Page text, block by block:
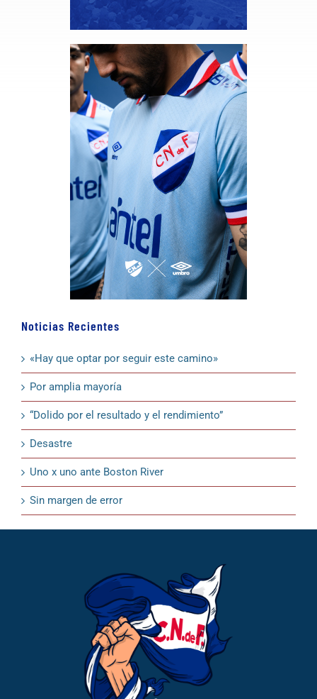
Noticias Recientes
«Hay que optar por seguir este camino»
Por amplia mayoría
“Dolido por el resultado y el rendimiento”
Desastre
Uno x uno ante Boston River
Sin margen de error